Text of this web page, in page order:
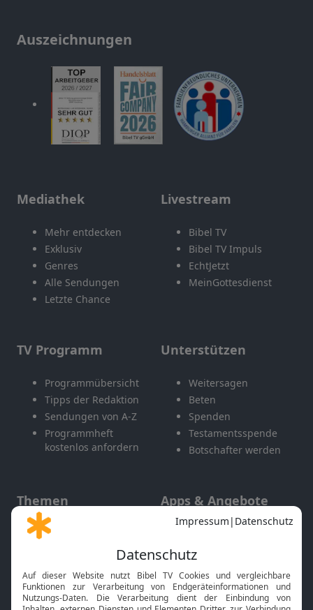
Auszeichnungen
Mediathek
Mehr entdecken
Exklusiv
Genres
Alle Sendungen
Letzte Chance
Livestream
Bibel TV
Bibel TV Impuls
EchtJetzt
MeinGottesdienst
TV Programm
Programmübersicht
Tipps der Redaktion
Sendungen von A-Z
Programmheft
kostenlos anfordern
Unterstützen
Weitersagen
Beten
Spenden
Testamentsspende
Botschafter werden
Themen
Gott und Bibel erklärt
Neuigkeiten
Apps & Angebote
Mobile App
Smart TV
HbbTV